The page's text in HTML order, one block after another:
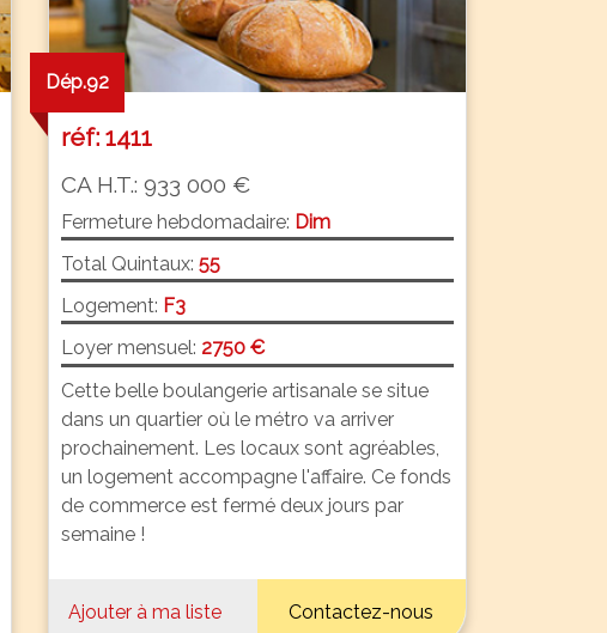
Dép.92
réf: 1411
CA H.T.: 933 000 €
Fermeture hebdomadaire: Dim
Total Quintaux: 55
Logement: F3
Loyer mensuel: 2750 €
Cette belle boulangerie artisanale se situe
dans un quartier où le métro va arriver
prochainement. Les locaux sont agréables,
un logement accompagne l'affaire. Ce fonds
de commerce est fermé deux jours par
semaine !
Ajouter à ma liste Contactez-nous